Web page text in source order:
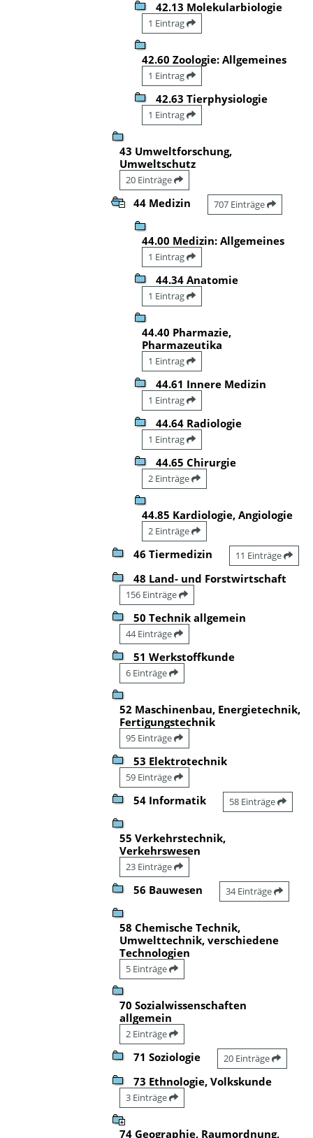
42.13 Molekularbiologie
1 Eintrag
42.60 Zoologie: Allgemeines
1 Eintrag
42.63 Tierphysiologie
1 Eintrag
43 Umweltforschung,
Umweltschutz
20 Einträge
44 Medizin 707 Einträge
44.00 Medizin: Allgemeines
1 Eintrag
44.34 Anatomie
1 Eintrag
44.40 Pharmazie,
Pharmazeutika
1 Eintrag
44.61 Innere Medizin
1 Eintrag
44.64 Radiologie
1 Eintrag
44.65 Chirurgie
2 Einträge
44.85 Kardiologie, Angiologie
2 Einträge
46 Tiermedizin 11 Einträge
48 Land- und Forstwirtschaft
156 Einträge
50 Technik allgemein
44 Einträge
51 Werkstoffkunde
6 Einträge
52 Maschinenbau, Energietechnik,
Fertigungstechnik
95 Einträge
53 Elektrotechnik
59 Einträge
54 Informatik 58 Einträge
55 Verkehrstechnik,
Verkehrswesen
23 Einträge
56 Bauwesen 34 Einträge
58 Chemische Technik,
Umwelttechnik, verschiedene
Technologien
5 Einträge
70 Sozialwissenschaften
allgemein
2 Einträge
71 Soziologie 20 Einträge
73 Ethnologie, Volkskunde
3 Einträge
74 Geographie, Raumordnung,